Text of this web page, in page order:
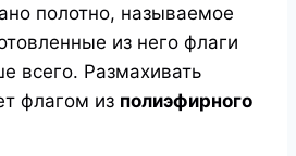
полотно, называемое
из него флаги
всего. Размахивать
флагом из полиэфирного